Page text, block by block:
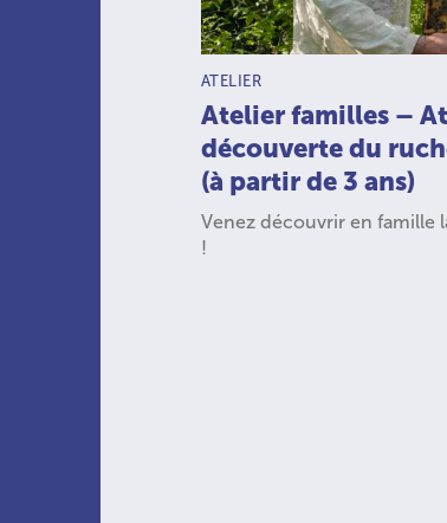
TYPE D’ACTIVITÉ :
ATELIER
Atelier familles –
découverte du
(à partir de 3 ans)
Venez découvrir en famille
!